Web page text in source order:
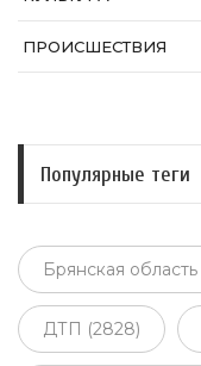
ПРОИСШЕСТВИЯ
Популярные теги
Брянская область
ДТП (2828)